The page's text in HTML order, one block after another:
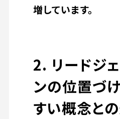
増しています。
2. リードジ
ンの位置づ
すい概念と